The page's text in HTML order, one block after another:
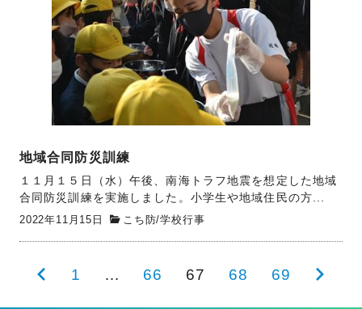
地域合同防災訓練
１１月１５日（水）午後、南海トラフ地震を想定した地域
合同防災訓練を実施しました。小学生や地域住民の方...
2022年11月15日
こち防/学校行事
前1 … 66 67 68 69
次